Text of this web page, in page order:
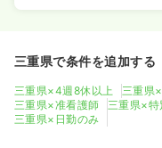
三重県で条件を追加する
三重県×4週8休以上 三重県
三重県×准看護師
三重県×特
三重県×日勤のみ